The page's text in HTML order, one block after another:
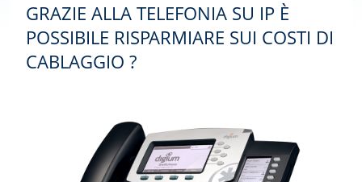
GRAZIE ALLA TELEFONIA SU IP È
POSSIBILE RISPARMIARE SUI COSTI DI
CABLAGGIO ?